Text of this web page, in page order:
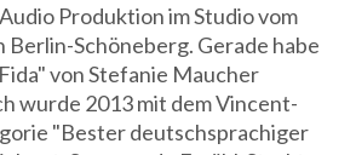
Produktion im Studio vom
Berlin-Schöneberg. Gerade habe
von Stefanie Maucher
wurde 2013 mit dem Vincent-
"Bester deutschsprachiger